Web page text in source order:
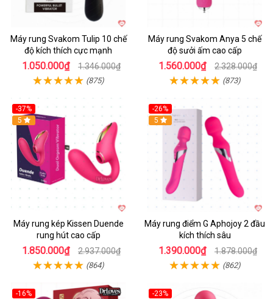
Máy rung Svakom Tulip 10 chế
độ kích thích cực mạnh
1.050.000₫ 1.346.000₫
(875)
Máy rung Svakom Anya 5 chế
độ sưởi ấm cao cấp
1.560.000₫ 2.328.000₫
(873)
-37%
Hot
5
Máy rung kép Kissen Duende
rung hút cao cấp
1.850.000₫ 2.937.000₫
(864)
-26%
Hot
5
Máy rung điểm G Aphojoy 2 đầu
kích thích sâu
1.390.000₫ 1.878.000₫
(862)
-16%
-23%